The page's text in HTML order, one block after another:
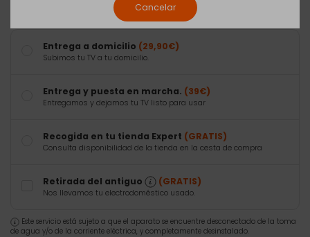
Entrega a domicilio (29,90€)
Subimos tu TV a tu domicilio.
Entrega y puesta en marcha. (39€)
Entregamos y dejamos tu TV listo para usar
Recogida en tu tienda Expert (GRATIS)
Consulta disponibilidad de la tienda en la cesta de compra
Retirada del antiguo (GRATIS)
Nos llevamos tu electrodoméstico usado.
Este servicio está sujeto a que el aparato se encuentre desconectado de la toma
de agua y/o de la corriente eléctrica, y completamente desinstalado.
Cancelar